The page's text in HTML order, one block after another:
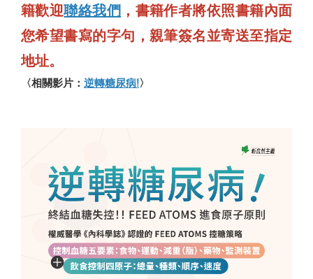
籍歡迎聯絡我們 ，書籍作者將依照書籍內面
您希望書寫的字句，親筆簽名並寄送至指定
地址。
〈相關影片： 逆轉糖尿病!〉